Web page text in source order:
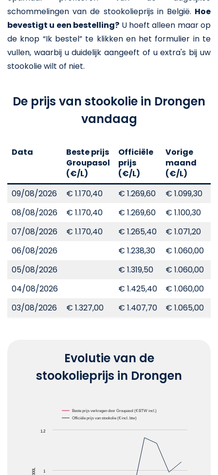
schommelingen van de stookolieprijs in België. Hoe
bevestigt u een bestelling? U hoeft alleen maar op
de knop “Ik bestel” te klikken en het formulier in te
vullen, waarbij u duidelijk aangeeft of u extra's bij uw
stookolie wilt of niet.
De prijs van stookolie in Drongen
vandaag
Data
Beste prijs
Groupasol
(€/L)
Officiële
prijs
(€/L)
Vorige
maand
(€/L)
09/08/2026
€ 1.170,40 € 1.269,60 € 1.099,30
08/08/2026
€ 1.170,40 € 1.269,60 € 1.100,30
07/08/2026
€ 1.170,40 € 1.265,40 € 1.071,20
06/08/2026
€ 1.238,30 € 1.060,00
05/08/2026
€ 1.319,50 € 1.060,00
04/08/2026
€ 1.425,40 € 1.060,00
03/08/2026
€ 1.327,00 € 1.407,70 € 1.065,00
Evolutie van de
stookolieprijs in Drongen
Line chart with 2 lines.
The chart has 1 X axis displaying Maanden.
The chart has 1 Y axis displaying Prijzen van
Beste prijs verkregen door Groupasol (€ BTW incl.)
Officiële prijs van stookolie (€ incl. btw)
1
1.2